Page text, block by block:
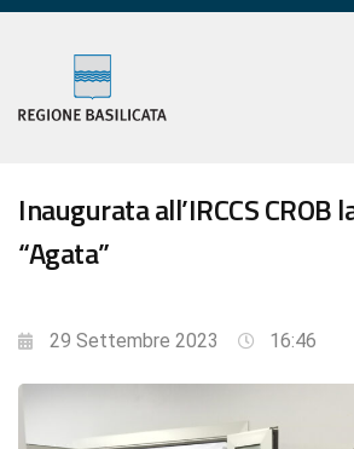
Inaugurata all’IRCCS CROB
“Agata”
29 Settembre 2023 16:46